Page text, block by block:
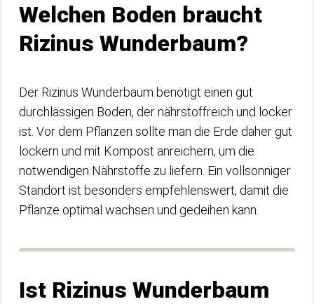
Welchen Boden braucht
Rizinus Wunderbaum?
Der Rizinus Wunderbaum benötigt einen gut
durchlässigen Boden, der nährstoffreich und locker
ist. Vor dem Pflanzen sollte man die Erde daher gut
lockern und mit Kompost anreichern, um die
notwendigen Nährstoffe zu liefern. Ein vollsonniger
Standort ist besonders empfehlenswert, damit die
Pflanze optimal wachsen und gedeihen kann.
Ist Rizinus Wunderbaum